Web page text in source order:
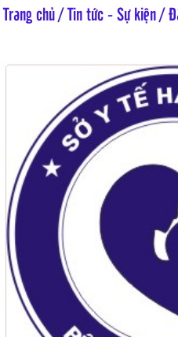
Trang chủ/ Tin tức - Sự kiện /